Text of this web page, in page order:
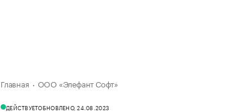
Главная ООО «Элефант Софт»
ДЕЙСТВУЕТОБНОВЛЕНО, 24.08.2023